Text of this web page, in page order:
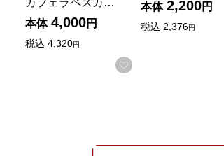
本体 4,000円
税込 4,320円
お気に入りに登録
本体 2,200円
税込 2,376円